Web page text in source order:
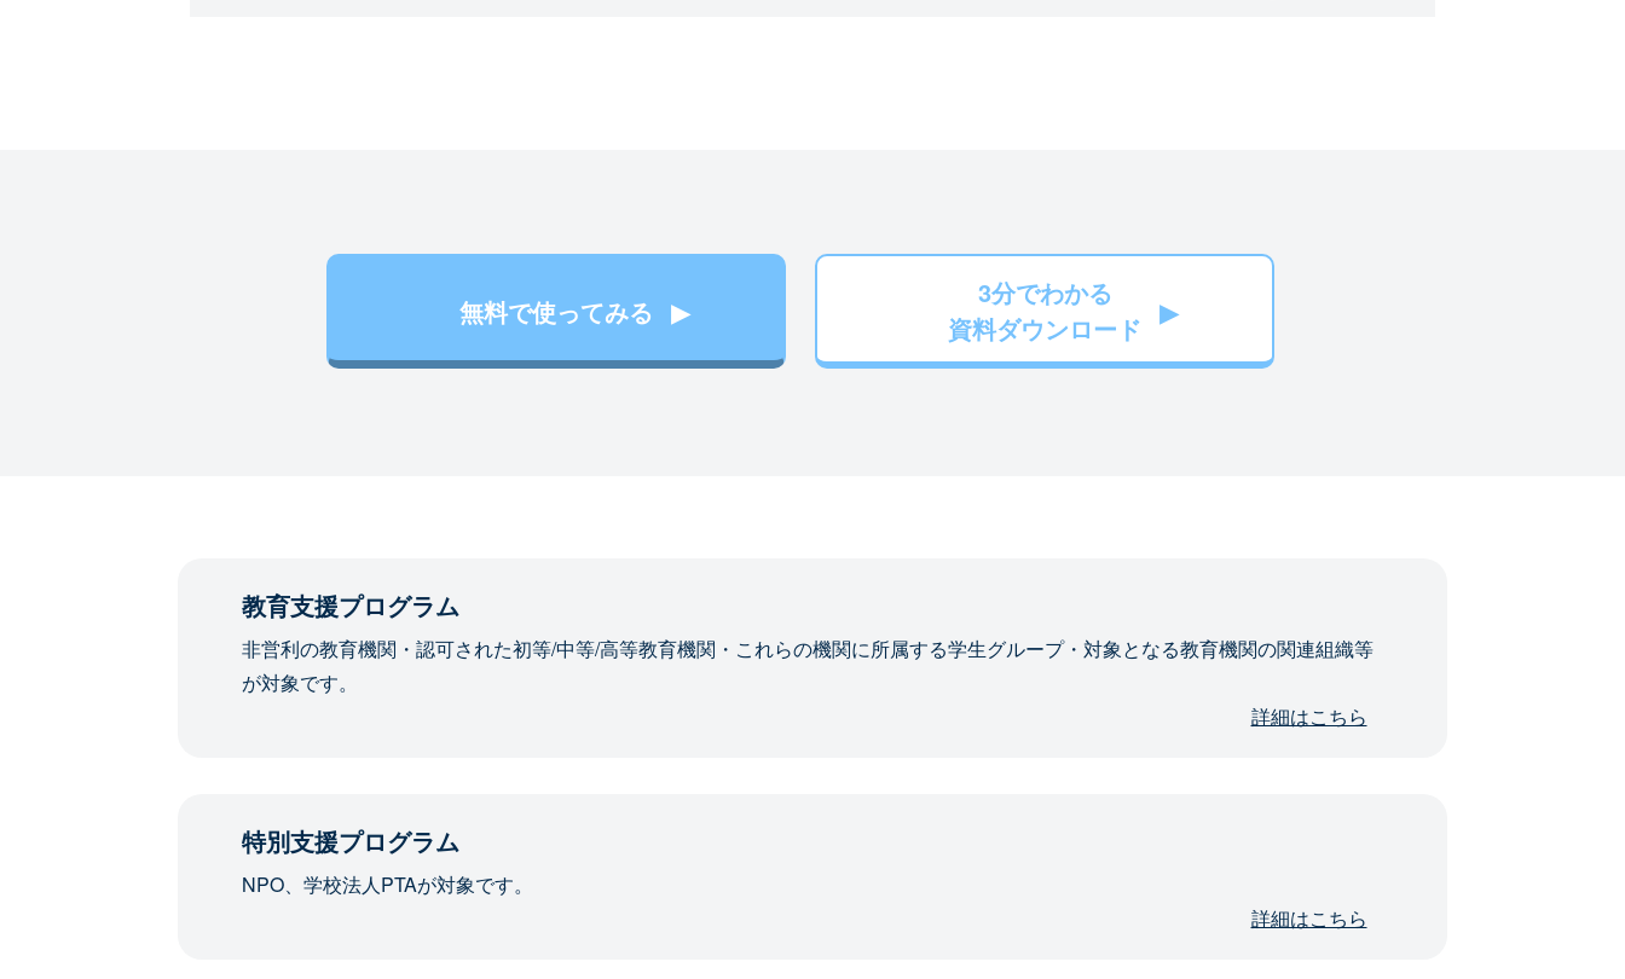
無料で使ってみる
3分でわかる
資料ダウンロード
教育支援プログラム
非営利の教育機関・認可された初等/中等/高等教育機関・これらの機関に所属する学生グループ・対象となる教育機関の関連組織等
が対象です。
詳細はこちら
特別支援プログラム
NPO、学校法人PTAが対象です。
詳細はこちら